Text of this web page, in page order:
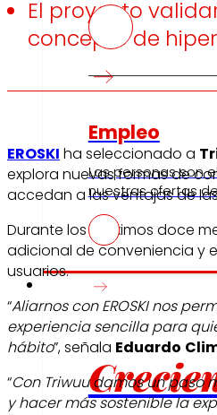
Empleo
Las personas son
nuestras ofertas
Inversores
El proyecto
concepto de
EROSKI ha seleccionado a
explora nuevas formas de
accedan a las ventajas de
Durante los próximos doce
adicional de conveniencia y
usuarios.
“Aliarnos con EROSKI nos
experiencia sencilla para
hábito”, señala Eduardo
“Con Triwuu damos un
y hacer más sostenible la